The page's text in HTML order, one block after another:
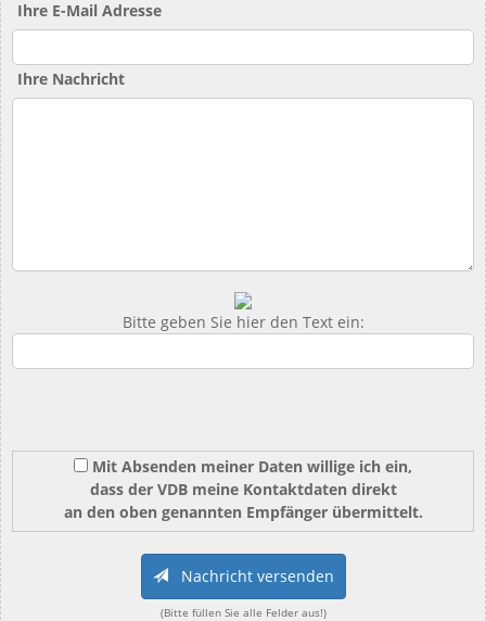
Ihre E-Mail Adresse
Ihre Nachricht
Bitte geben Sie hier den Text ein:
Mit Absenden meiner Daten willige ich ein,
dass der VDB meine Kontaktdaten direkt
an den oben genannten Empfänger übermittelt.
Nachricht versenden
(Bitte füllen Sie alle Felder aus!)